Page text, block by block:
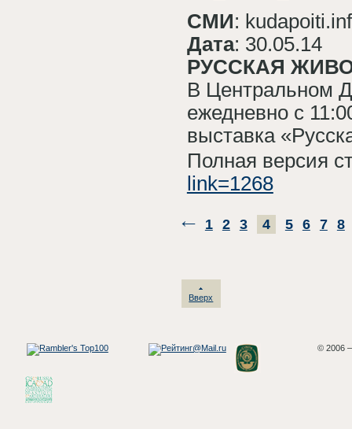
СМИ:
Дата: 30.05.14
РУССКАЯ
В Центральном
ежедневно с
выставка
Полная версия
link=1268
1 2 3 4 5 6 7 8
Вверх
© 2006